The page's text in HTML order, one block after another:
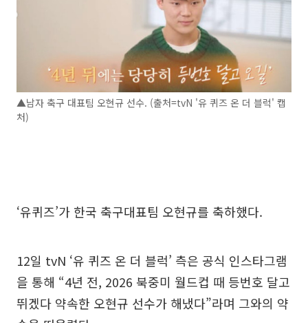
▲남자 축구 대표팀 오현규 선수. (출처=tvN '유 퀴즈 온 더 블럭' 캡
처)
‘유퀴즈’가 한국 축구대표팀 오현규를 축하했다.
12일 tvN ‘유 퀴즈 온 더 블럭’ 측은 공식 인스타그램
을 통해 “4년 전, 2026 북중미 월드컵 때 등번호 달고
뛰겠다 약속한 오현규 선수가 해냈다”라며 그와의 약